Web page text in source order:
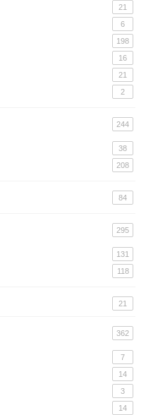
21
6
198
16
21
2
244
38
208
84
295
131
118
21
362
7
14
3
14